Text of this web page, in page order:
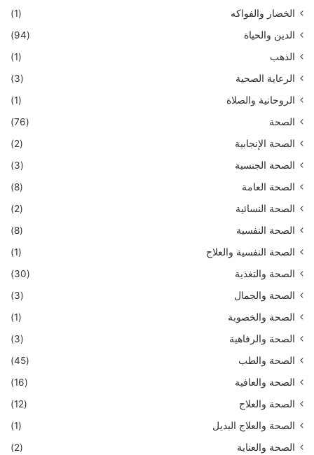
الخضار والفواكه
(1)
الدين والحياة
(94)
الذهب
(1)
الرعاية الصحية
(3)
الروحانية والصلاة
(1)
الصحة
(76)
الصحة الإنجابية
(2)
الصحة الجنسية
(3)
الصحة العامة
(8)
الصحة النسائية
(2)
الصحة النفسية
(8)
الصحة النفسية والعلاج
(1)
الصحة والتغذية
(30)
الصحة والجمال
(3)
الصحة والخصوبة
(1)
الصحة والرفاهية
(3)
الصحة والطب
(45)
الصحة والعافية
(16)
الصحة والعلاج
(12)
الصحة والعلاج البديل
(1)
الصحة والعناية
(2)